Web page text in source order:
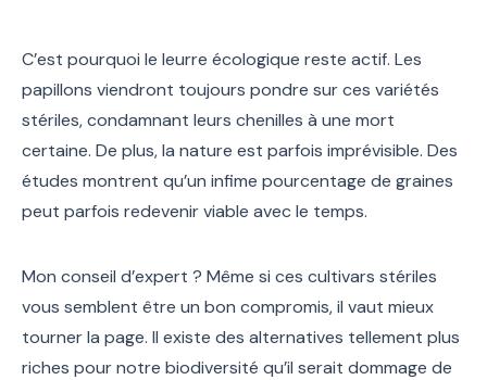
C’est pourquoi le leurre écologique reste actif. Les
papillons viendront toujours pondre sur ces variétés
stériles, condamnant leurs chenilles à une mort
certaine. De plus, la nature est parfois imprévisible. Des
études montrent qu’un infime pourcentage de graines
peut parfois redevenir viable avec le temps.
Mon conseil d’expert ? Même si ces cultivars stériles
vous semblent être un bon compromis, il vaut mieux
tourner la page. Il existe des alternatives tellement plus
riches pour notre biodiversité qu’il serait dommage de